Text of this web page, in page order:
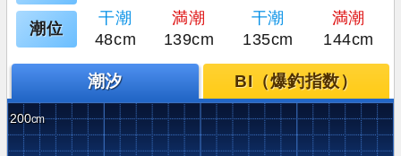
潮位
干潮 満潮 干潮
満潮
48cm
139cm 135cm 144cm
潮汐 BI（爆釣指数）
200